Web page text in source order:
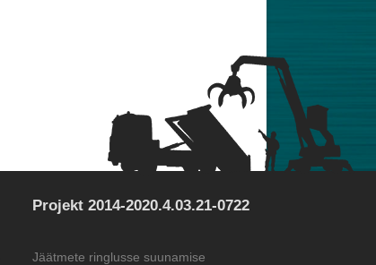
Projekt 2014-2020.4.03.21-0722
Jäätmete ringlusse suunamise